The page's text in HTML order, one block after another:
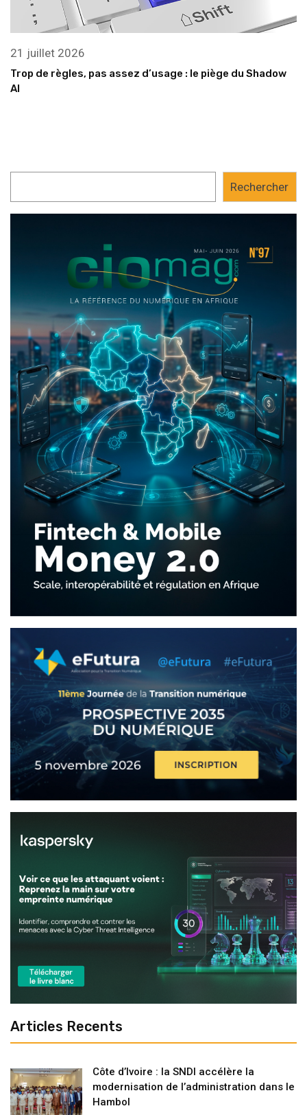
21 juillet 2026
Trop de règles, pas assez d’usage : le piège du Shadow
AI
Rechercher
Articles Recents
Côte d’Ivoire : la SNDI accélère la
modernisation de l’administration dans le
Hambol